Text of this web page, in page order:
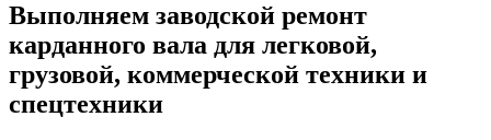
Выполняем заводской ремонт
карданного вала для легковой,
грузовой, коммерческой техники и
спецтехники